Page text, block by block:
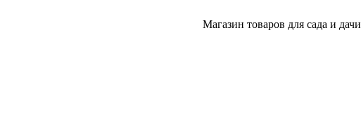
Магазин товаров для сада и дачи